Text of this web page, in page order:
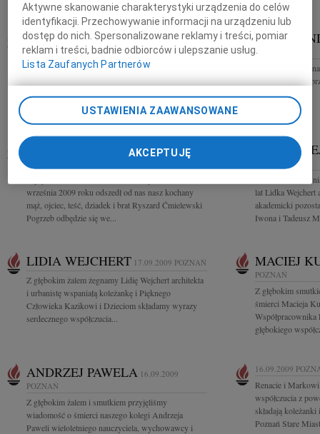
RYSZARD JANOWSKI 19.09.2009
POZNAŃ
W dniu 17 września 2009 roku odszedł od nas nasz
Przyjaciel zawsze gotowy nieść pomoc Ryszard
Janowski Rysiu zawsze będziesz z nami. Wyrazy
głębokiego współczucia Ewie,...
DANA
POZNAŃ
Ze smutkiem
wierną i oddaną
RYSZARD ĆMIELEWSKI
września 2009 roku odszedł od nas nasz kochany
mąż, ojciec, teść, dziadek i brat Ryszard Ćmielewski
Pogrzeb odbędzie się we...
LIDKA
W dniu 11
lat Lidka Wejchert
akademicki
Iwona i Tadeusz
LIDIA WEJCHERT 17.09.2009 POZNAŃ
Z głębokim żalem żegnamy Lidię Wejchert architekta
i urbanistę wspaniałą koleżankę i Pięknego
Człowieka Kazikowi i Dzieciom składamy wyrazy
serdecznego współczucia...
MACIEJ
POZNAŃ
Z głębokim
śmierci Macieja
głębokiego
ANDRZEJ PAWELA 16.09.2009
POZNAŃ
Z głębokim żalem i smutkiem przyjęliśmy
wiadomość o śmierci naszego kolegi Andrzeja
Paweli wieloletniego nauczyciela, wychowawcy i
16.09.2009
Renacie i
współczucia z
składają
Poznań Stare
Aktywne skanowanie charakterystyki urządzenia do celów
identyfikacji. Przechowywanie informacji na urządzeniu lub
dostęp do nich. Spersonalizowane reklamy i treści, pomiar
reklam i treści, badnie odbiorców i ulepszanie usług.
Lista Zaufanych Partnerów
USTAWIENIA ZAAWANSOWANE
AKCEPTUJĘ